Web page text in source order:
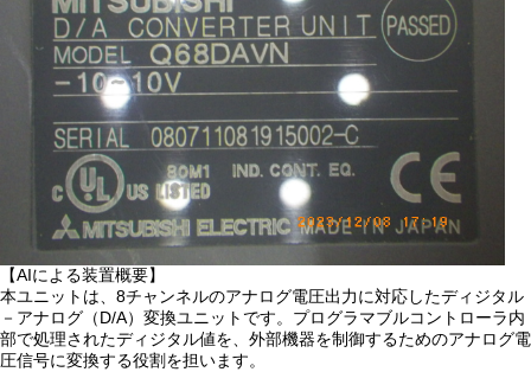
【AIによる装置概要】
本ユニットは、8チャンネルのアナログ電圧出力に対応したディジタル
－アナログ（D/A）変換ユニットです。プログラマブルコントローラ内
部で処理されたディジタル値を、外部機器を制御するためのアナログ電
圧信号に変換する役割を担います。